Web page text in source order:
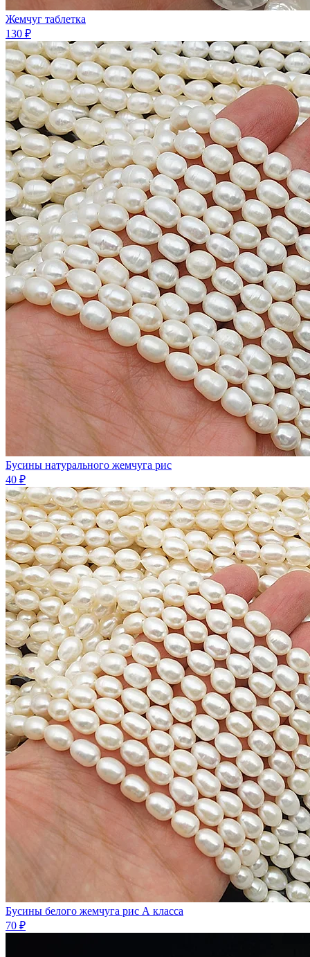
Жемчуг таблетка
130 ₽
Бусины натурального жемчугa рис
40 ₽
Бусины белого жемчyгa рис А класса
70 ₽